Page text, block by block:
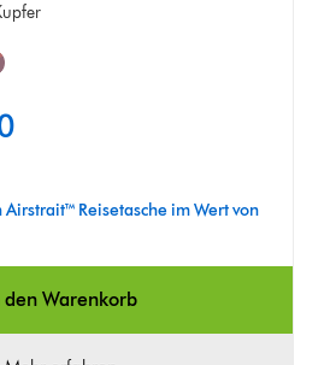
Airstrait™ Reisetasche im Wert von
den Warenkorb